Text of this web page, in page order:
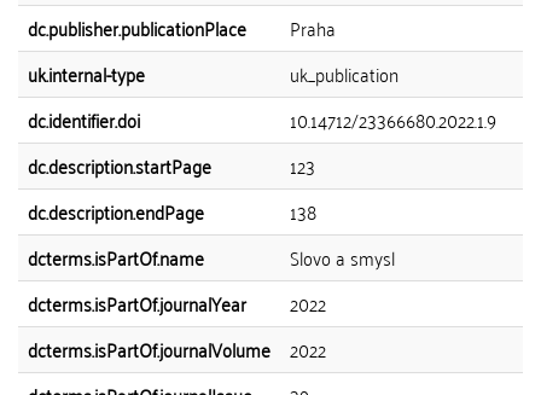
dc.publisher.publicationPlace
Praha
uk.internal-type
uk_publication
dc.identifier.doi
10.14712/23366680.2022.1.9
dc.description.startPage
123
dc.description.endPage
138
dcterms.isPartOf.name
Slovo a smysl
dcterms.isPartOf.journalYear
2022
dcterms.isPartOf.journalVolume 2022